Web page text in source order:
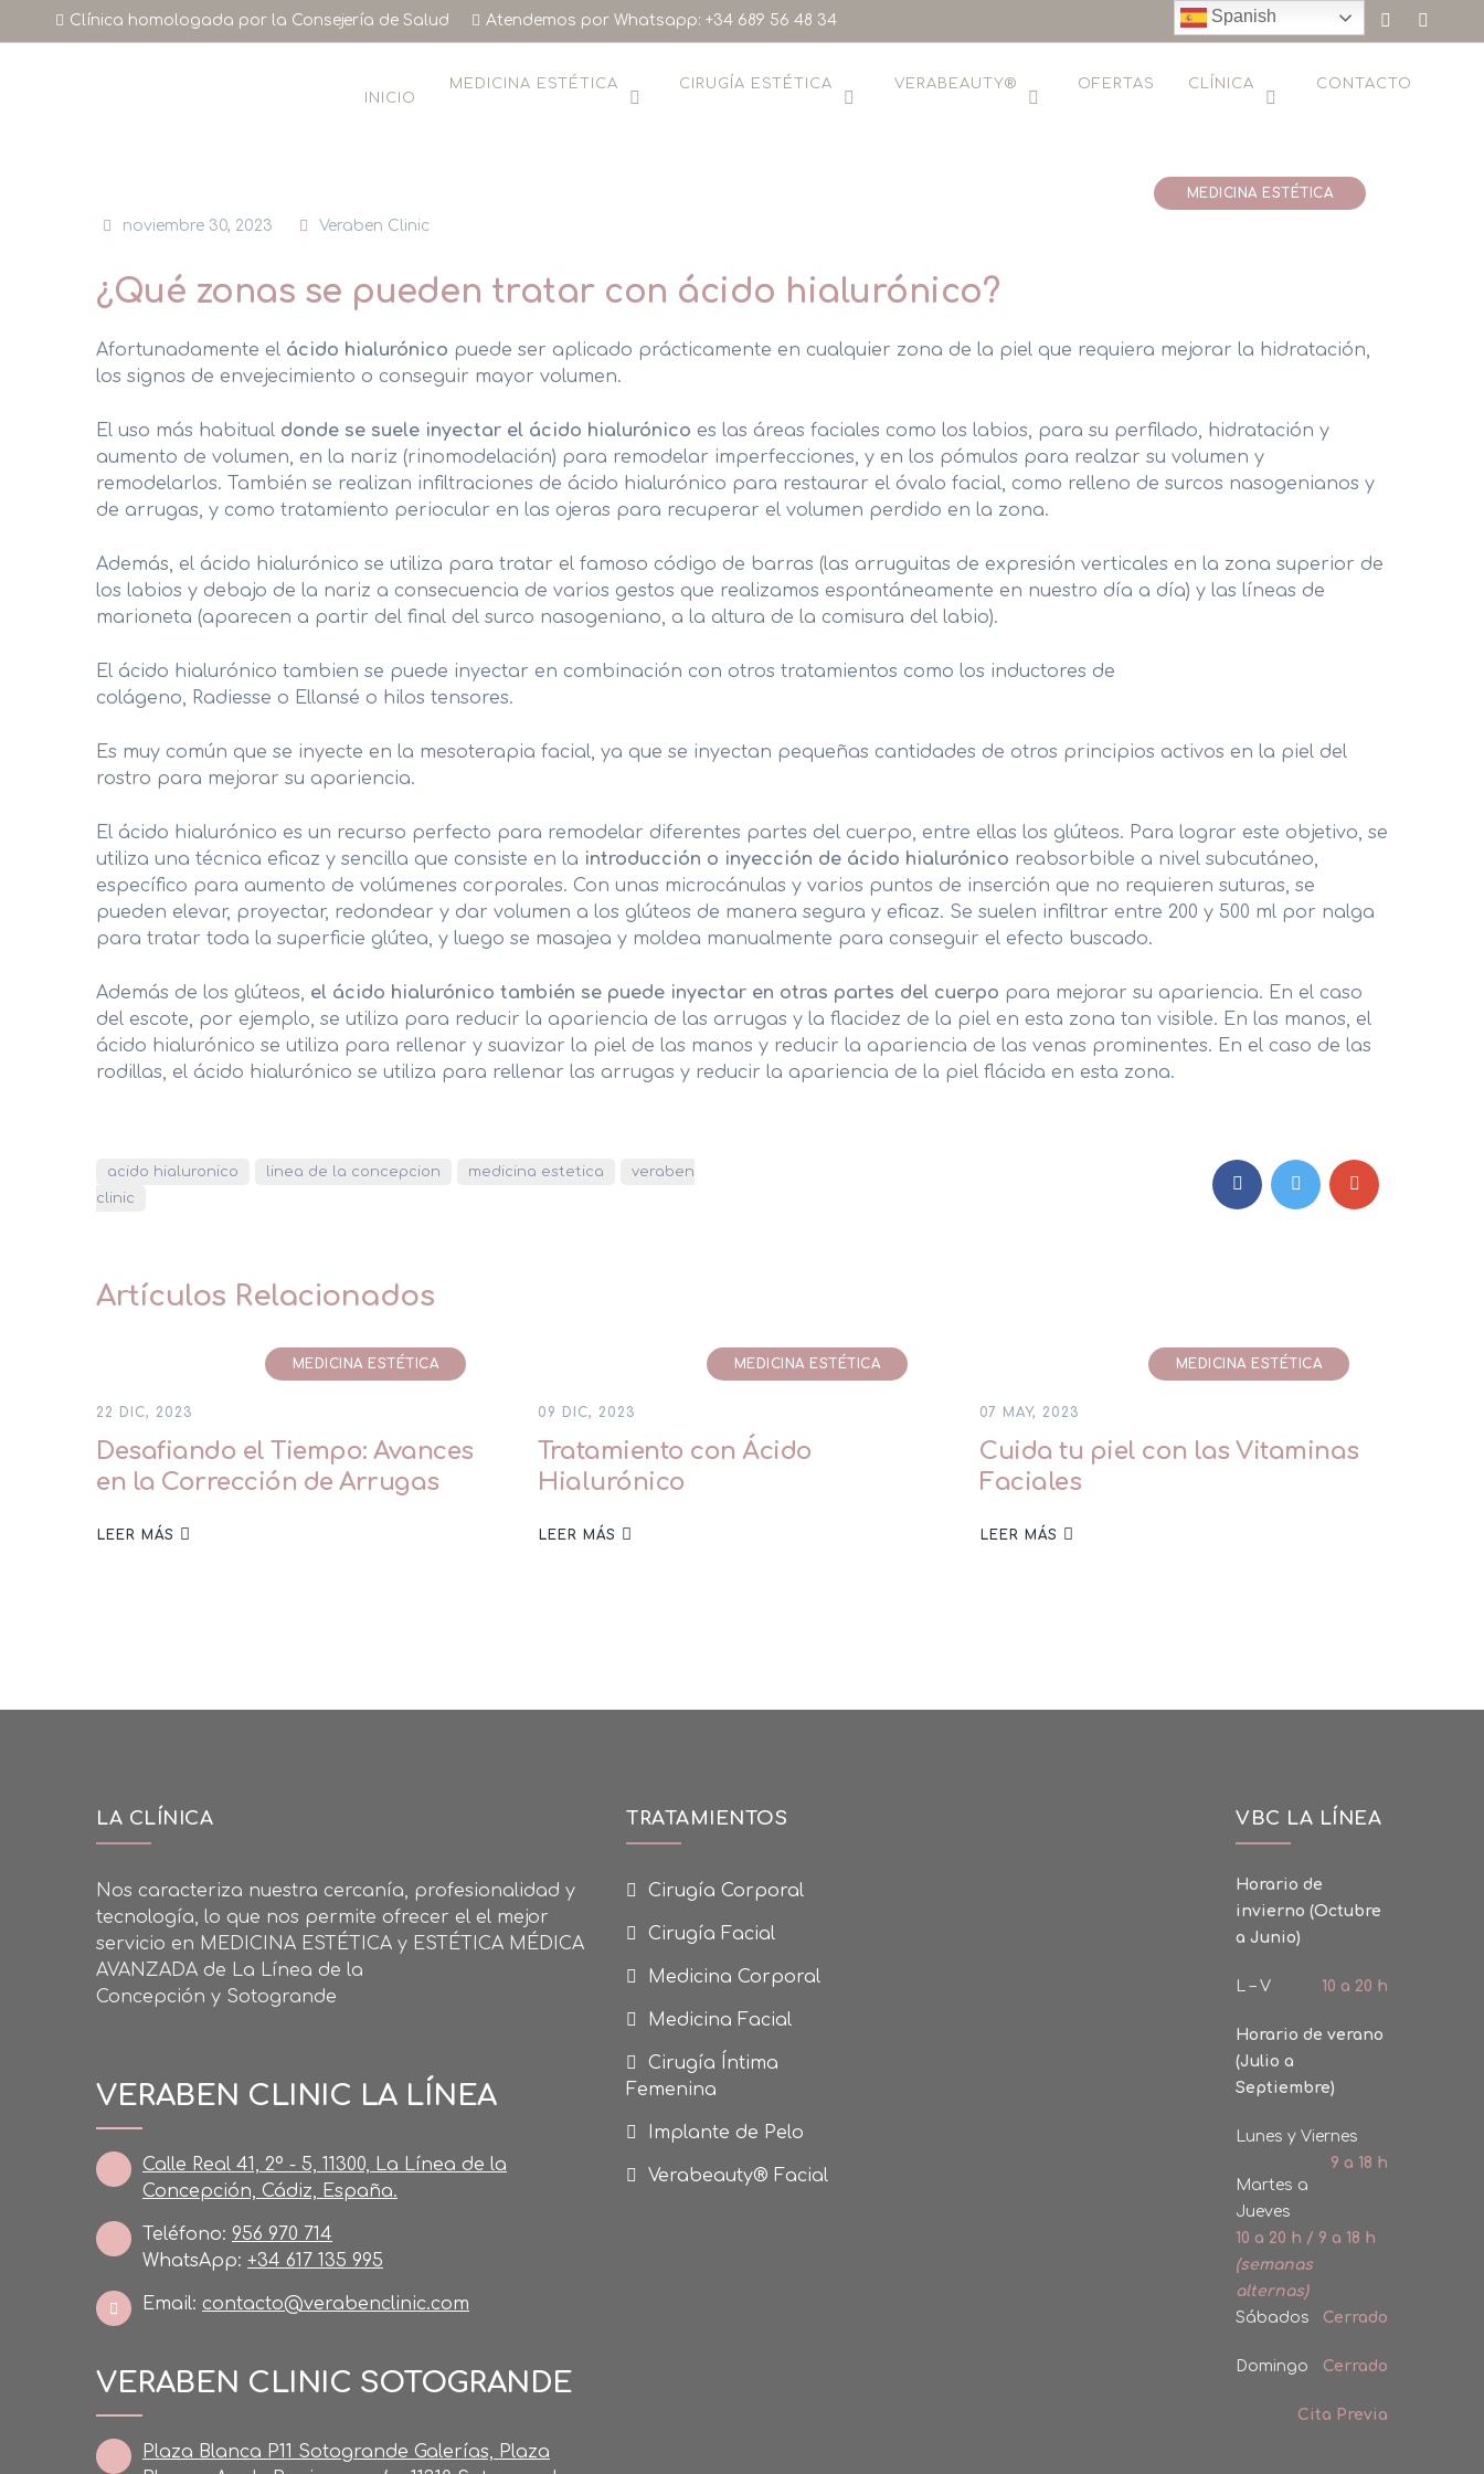
Clínica homologada por la Consejería de Salud Atendemos por Whatsapp: +34 689 56 48 34
INICIO
MEDICINA ESTÉTICA
HIFU FACIAL
ARRUGAS DE EXPRESIÓN
PEELINGS
RINOMODELACIÓN
TRATAMIENTO DE MANCHAS
CELULITIS
OBESIDAD
REMODELACIÓN DE GLÚTEOS
VARICES ESTÉTICAS
MEDICINA ESTÉTICA VASCULAR
MEDICINA ESTÉTICA BELLEZA
DIETÉTICA Y NUTRICIÓN
MICROPIGMENTACIÓN
CIRUGÍA ESTÉTICA VERABEAUTY® OFERTAS CLÍNICA CONTACTO
to
Open Time Office Address
183 Donato Parkways, NY
MEDICINA ESTÉTICA
noviembre 30, 2023 Veraben Clinic
¿Qué zonas se pueden tratar con ácido hialurónico?
Afortunadamente el ácido hialurónico puede ser aplicado prácticamente en cualquier zona de la piel que requiera mejorar la hidratación,
los signos de envejecimiento o conseguir mayor volumen.
El uso más habitual donde se suele inyectar el ácido hialurónico es las áreas faciales como los labios, para su perfilado, hidratación y
aumento de volumen, en la nariz (rinomodelación) para remodelar imperfecciones, y en los pómulos para realzar su volumen y
remodelarlos. También se realizan infiltraciones de ácido hialurónico para restaurar el óvalo facial, como relleno de surcos nasogenianos y
de arrugas, y como tratamiento periocular en las ojeras para recuperar el volumen perdido en la zona.
Además, el ácido hialurónico se utiliza para tratar el famoso código de barras (las arruguitas de expresión verticales en la zona superior de
los labios y debajo de la nariz a consecuencia de varios gestos que realizamos espontáneamente en nuestro día a día) y las líneas de
marioneta (aparecen a partir del final del surco nasogeniano, a la altura de la comisura del labio).
El ácido hialurónico tambien se puede inyectar en combinación con otros tratamientos como los inductores de
colágeno, Radiesse o Ellansé o hilos tensores.
Es muy común que se inyecte en la mesoterapia facial, ya que se inyectan pequeñas cantidades de otros principios activos en la piel del
rostro para mejorar su apariencia.
El ácido hialurónico es un recurso perfecto para remodelar diferentes partes del cuerpo, entre ellas los glúteos. Para lograr este objetivo, se
utiliza una técnica eficaz y sencilla que consiste en la introducción o inyección de ácido hialurónico reabsorbible a nivel subcutáneo,
específico para aumento de volúmenes corporales. Con unas microcánulas y varios puntos de inserción que no requieren suturas, se
pueden elevar, proyectar, redondear y dar volumen a los glúteos de manera segura y eficaz. Se suelen infiltrar entre 200 y 500 ml por nalga
para tratar toda la superficie glútea, y luego se masajea y moldea manualmente para conseguir el efecto buscado.
Además de los glúteos, el ácido hialurónico también se puede inyectar en otras partes del cuerpo para mejorar su apariencia. En el caso
del escote, por ejemplo, se utiliza para reducir la apariencia de las arrugas y la flacidez de la piel en esta zona tan visible. En las manos, el
ácido hialurónico se utiliza para rellenar y suavizar la piel de las manos y reducir la apariencia de las venas prominentes. En el caso de las
rodillas, el ácido hialurónico se utiliza para rellenar las arrugas y reducir la apariencia de la piel flácida en esta zona.
acido hialuronico linea de la concepcion medicina estetica
veraben
clinic
Artículos Relacionados
MEDICINA ESTÉTICA
22 DIC, 2023
Desafiando el Tiempo: Avances
en la Corrección de Arrugas
LEER MÁS
MEDICINA ESTÉTICA
09 DIC, 2023
Tratamiento con Ácido
Hialurónico
LEER MÁS
MEDICINA ESTÉTICA
07 MAY, 2023
Cuida tu piel con las Vitaminas
Faciales
LEER MÁS
LA CLÍNICA
Nos caracteriza nuestra cercanía, profesionalidad y
tecnología, lo que nos permite ofrecer el el mejor
servicio en MEDICINA ESTÉTICA y ESTÉTICA MÉDICA
AVANZADA de La Línea de la
Concepción y Sotogrande
VERABEN CLINIC LA LÍNEA
Calle Real 41, 2º - 5, 11300, La Línea de la
Concepción, Cádiz, España.
Teléfono: 956 970 714
WhatsApp: +34 617 135 995
Email: contacto@verabenclinic.com
VERABEN CLINIC SOTOGRANDE
Plaza Blanca P11 Sotogrande Galerías, Plaza
TRATAMIENTOS
Cirugía Corporal
Cirugía Facial
Medicina Corporal
Medicina Facial
Cirugía Íntima
Femenina
Implante de Pelo
Verabeauty® Facial
VBC LA LÍNEA
Horario de
invierno (Octubre
a Junio)
L – V 10 a 20 h
Horario de verano
(Julio a
Septiembre)
Lunes y Viernes
9 a 18 h
Martes a
Jueves
10 a 20 h / 9 a 18 h
(semanas
alternas)
Sábados
Cerrado
Domingo Cerrado
Cita Previa
Spanish